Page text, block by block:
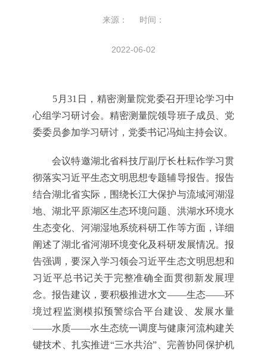
来源： 时间：
2022-06-02
5月31日，精密测量院党委召开理论学习中
心组学习研讨会。精密测量院领导班子成员、党
委委员参加学习研讨，党委书记冯灿主持会议。
会议特邀湖北省科技厅副厅长杜耘作学习贯
彻落实习近平生态文明思想专题辅导报告。报告
结合湖北省实际，围绕长江大保护与流域河湖湿
地、湖北平原湖区生态环境问题、洪湖水环境水
生态变化、河湖湿地系统科研工作等方面，详细
阐述了湖北省河湖环境变化及科研发展情况。报
告强调，要深入学习领会习近平生态文明思想和
习近平总书记关于完整准确全面贯彻新发展理
念。报告建议，要积极推进水文——生态——环
境过程监测模拟预警综合平台建设、发展水量
——水质——水生态统一调度与健康河流构建关
键技术、扎实推进“三水共治”、完善协同保护机